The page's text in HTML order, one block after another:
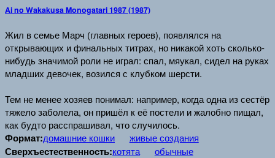
Ai no Wakakusa Monogatari 1987 (1987)
Жил в семье Марч (главных героев), появлялся на
открывающих и финальных титрах, но никакой хоть сколько-
нибудь значимой роли не играл: спал, мяукал, сидел на руках
младших девочек, возился с клубком шерсти.
Тем не менее хозяев понимал: например, когда одна из сестёр
тяжело заболела, он пришёл к её постели и жалобно пищал,
как будто расспрашивал, что случилось.
Формат:домашние кошки живые создания
Сверхъестественность:котята обычные